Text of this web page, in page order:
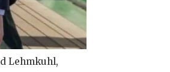
Lehmkuhl,